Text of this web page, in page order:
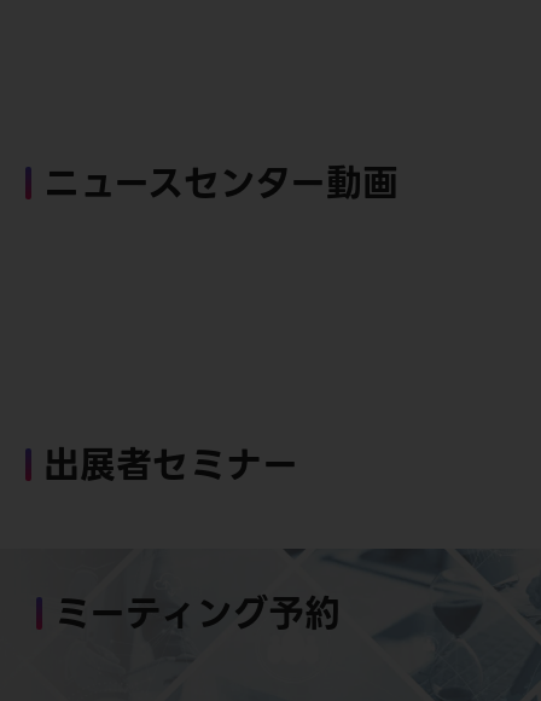
ニュースセンター動画
出展者セミナー
ミーティング予約